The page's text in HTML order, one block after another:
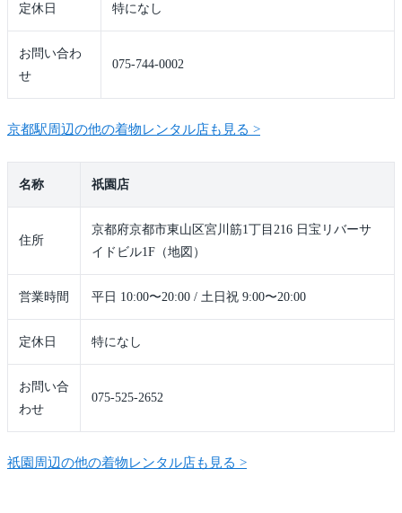
定休日 特になし
お問い合わ
せ
075-744-0002
京都駅周辺の他の着物レンタル店も見る >
名称 祇園店
住所
京都府京都市東山区宮川筋1丁目216 日宝リバーサ
イドビル1F（地図）
営業時間 平日 10:00〜20:00 / 土日祝 9:00〜20:00
定休日 特になし
お問い合
わせ
075-525-2652
祇園周辺の他の着物レンタル店も見る >